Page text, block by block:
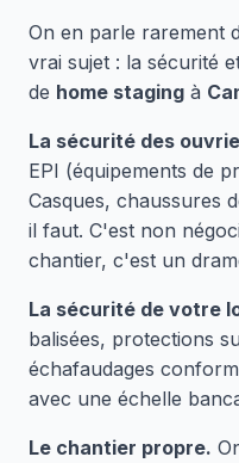
On en parle rarement
vrai sujet : la sécurité
de home staging à
La sécurité des
EPI (équipements de
Casques, chaussures
il faut. C'est non
chantier, c'est un
La sécurité de votre
balisées, protections
échafaudages
avec une échelle
Le chantier propre.